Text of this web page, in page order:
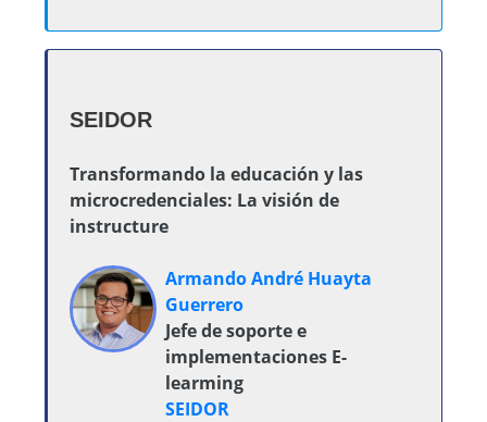
SEIDOR
Transformando la educación y las
microcredenciales: La visión de
instructure
Armando André Huayta
Guerrero
Jefe de soporte e
implementaciones E-
learming
SEIDOR